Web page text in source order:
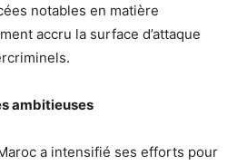
notables en matière
accru la surface d’attaque
ambitieuses
a intensifié ses efforts pour